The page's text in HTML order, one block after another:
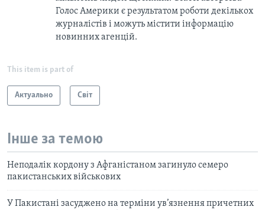
Голос Америки є результатом роботи декількох
журналістів і можуть містити інформацію
новинних агенцій.
This item is part of
Актуально Світ
Інше за темою
Неподалік кордону з Афганістаном загинуло семеро
пакистанських військових
У Пакистані засуджено на терміни ув’язнення причетних